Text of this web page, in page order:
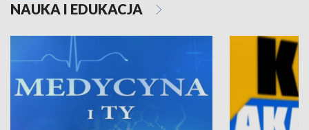
NAUKA I EDUKACJA